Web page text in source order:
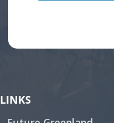
LINKS